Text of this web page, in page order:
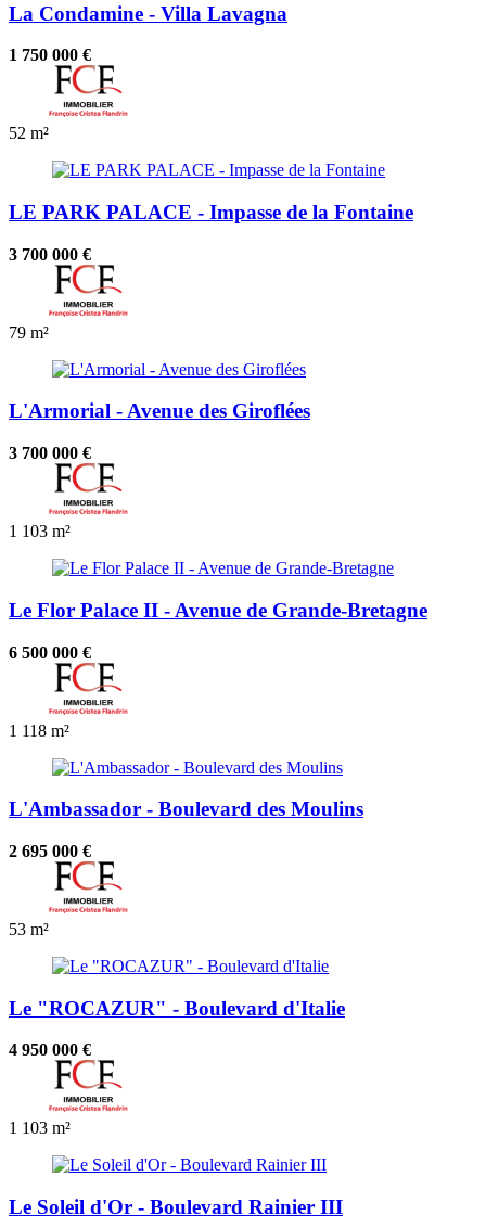
La Condamine - Villa Lavagna
1 750 000 €
52 m²
LE PARK PALACE - Impasse de la Fontaine
3 700 000 €
79 m²
L'Armorial - Avenue des Giroflées
3 700 000 €
1 103 m²
Le Flor Palace II - Avenue de Grande-Bretagne
6 500 000 €
1 118 m²
L'Ambassador - Boulevard des Moulins
2 695 000 €
53 m²
Le "ROCAZUR" - Boulevard d'Italie
4 950 000 €
1 103 m²
Le Soleil d'Or - Boulevard Rainier III